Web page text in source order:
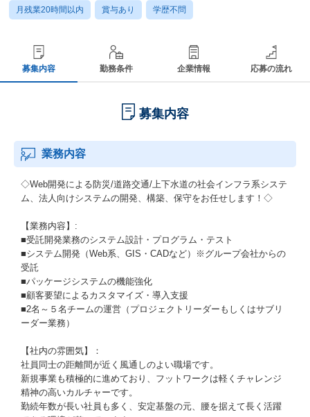
月残業20時間以内 賞与あり 学歴不問
募集内容 勤務条件 企業情報 応募の流れ
募集内容
業務内容
◇Web開発による防災/道路交通/上下水道の社会インフラ系システ
ム、法人向けシステムの開発、構築、保守をお任せします！◇
【業務内容】:
■受託開発業務のシステム設計・プログラム・テスト
■システム開発（Web系、GIS・CADなど）※グループ会社からの
受託
■パッケージシステムの機能強化
■顧客要望によるカスタマイズ・導入支援
■2名～５名チームの運営（プロジェクトリーダーもしくはサブリ
ーダー業務）
【社内の雰囲気】：
社員同士の距離間が近く風通しのよい職場です。
新規事業も積極的に進めており、フットワークは軽くチャレンジ
精神の高いカルチャーです。
勤続年数が長い社員も多く、安定基盤の元、腰を据えて長く活躍